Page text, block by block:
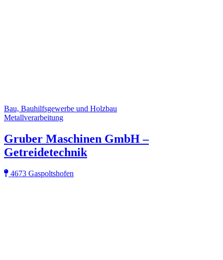
Bau, Bauhilfsgewerbe und Holzbau
Metallverarbeitung
Gruber Maschinen GmbH –
Getreidetechnik
4673 Gaspoltshofen